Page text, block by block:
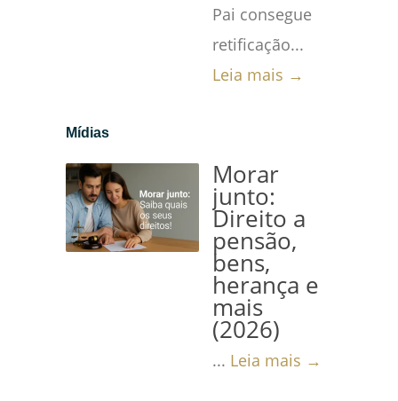
Pai consegue
retificação...
Leia mais →
Mídias
Morar
junto:
Direito a
pensão,
bens,
herança e
mais
(2026)
... Leia mais →